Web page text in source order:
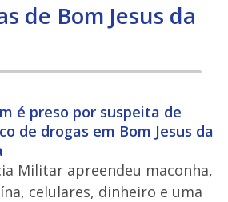
de Bom Jesus da
é preso por suspeita de
de drogas em Bom Jesus da
Militar apreendeu maconha,
celulares, dinheiro e uma